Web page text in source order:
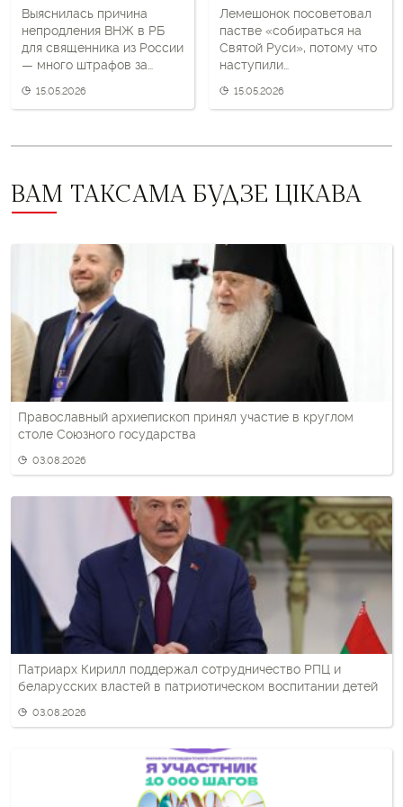
Выяснилась причина
непродления ВНЖ в РБ
для священника из России
— много штрафов за
15.05.2026
Лемешонок посоветовал
пастве «собираться на
Святой Руси», потому что
наступили
времена
15.05.2026
ВАМ ТАКСАМА БУДЗЕ ЦІКАВА
Православный архиепископ принял участие в круглом
столе Союзного государства
03.08.2026
Патриарх Кирилл поддержал сотрудничество РПЦ и
беларусских властей в патриотическом воспитании детей
03.08.2026